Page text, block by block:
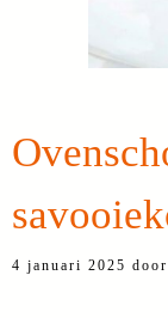
4 januari 2025 door